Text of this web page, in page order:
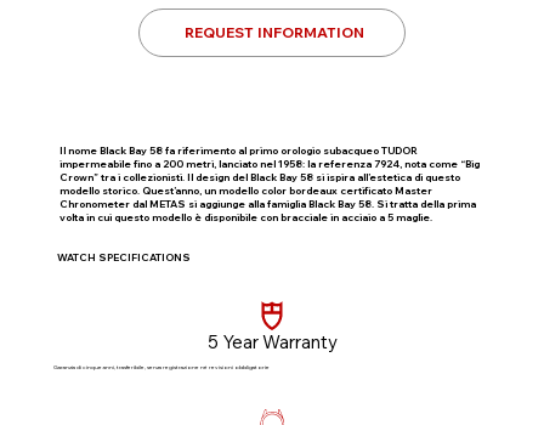
REQUEST INFORMATION
Il nome Black Bay 58 fa riferimento al primo orologio subacqueo TUDOR
impermeabile fino a 200 metri, lanciato nel 1958: la referenza 7924, nota come “Big
Crown” tra i collezionisti. Il design del Black Bay 58 si ispira all’estetica di questo
modello storico. Quest’anno, un modello color bordeaux certificato Master
Chronometer dal METAS si aggiunge alla famiglia Black Bay 58. Si tratta della prima
volta in cui questo modello è disponibile con bracciale in acciaio a 5 maglie.
WATCH SPECIFICATIONS
5 Year Warranty
Garanzia di cinque anni, trasferibile, senza registrazione né revisioni obbligatorie​